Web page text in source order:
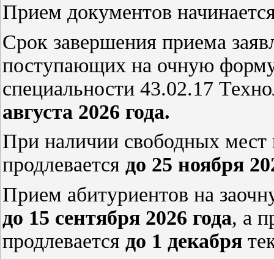
Прием документов
Срок завершения приема
поступающих на очную
специальности 43.02.17
августа 2026 года.
При наличии свободных
продлевается до 25 ноября
Прием абитуриентов на
до 15 сентября 2026 года, а
продлевается до 1 декабря